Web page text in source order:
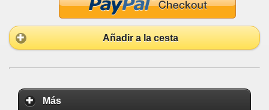
Añadir a la cesta
Más